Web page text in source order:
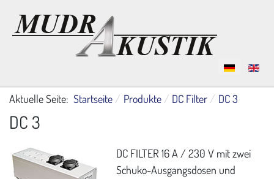
Aktuelle Seite: Startseite Produkte DC Filter DC 3
DC 3
DC FILTER 16 A / 230 V mit zwei
Schuko-Ausgangsdosen und